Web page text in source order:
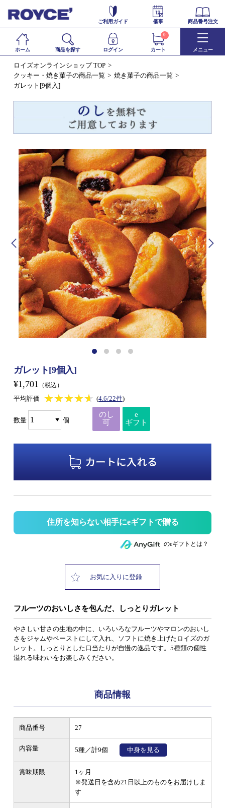
ご利用ガイド 催事 商品番号注文
ホーム 商品を探す ログイン カート
0
メニュー
ロイズオンラインショップ TOP
クッキー・焼き菓子の商品一覧
焼き菓子の商品一覧
ガレット[9個入]
ガレット[9個入]
¥1,701 （税込）
平均評価 ★★★★★
★★★★★ (4.6/22件)
数量 個
のし
可
e
ギフト
住所を知らない相手にeギフトで贈る
のeギフトとは？
お気に入りに登録
フルーツのおいしさを包んだ、しっとりガレット
やさしい甘さの生地の中に、いろいろなフルーツやマロンのおいし
さをジャムやペーストにして入れ、ソフトに焼き上げたロイズのガ
レット。しっとりとした口当たりが自慢の逸品です。5種類の個性
溢れる味わいをお楽しみください。
商品情報
商品番号 27
内容量 5種／計9個 中身を見る
賞味期限
1ヶ月
※発送日を含め21日以上のものをお届けしま
す